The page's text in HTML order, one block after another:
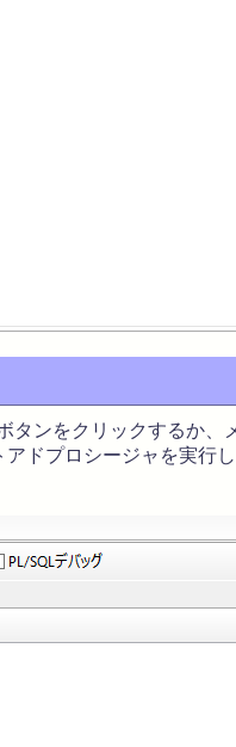
タンをクリックするか、
ドプロシージャを実行